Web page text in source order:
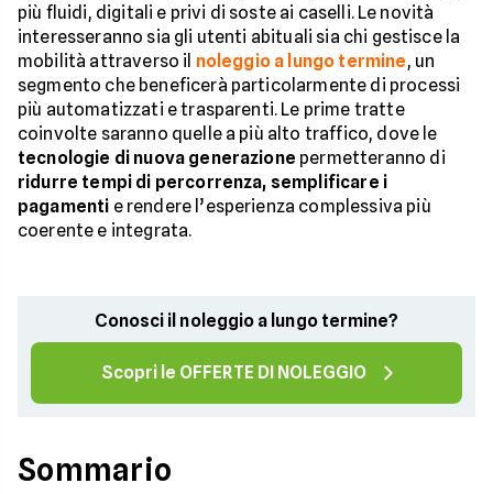
più fluidi, digitali e privi di soste ai caselli. Le novità
interesseranno sia gli utenti abituali sia chi gestisce la
mobilità attraverso il noleggio a lungo termine, un
segmento che beneficerà particolarmente di processi
più automatizzati e trasparenti. Le prime tratte
coinvolte saranno quelle a più alto traffico, dove le
tecnologie di nuova generazione permetteranno di
ridurre tempi di percorrenza, semplificare i
pagamenti e rendere l’esperienza complessiva più
coerente e integrata.
Conosci il noleggio a lungo termine?
Scopri le OFFERTE DI NOLEGGIO
Sommario